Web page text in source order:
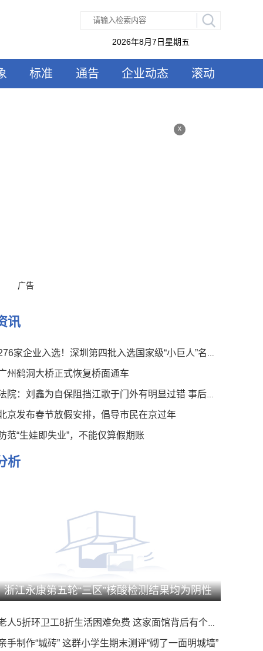
2026年8月7日星期五
标准 通告 企业动态 滚动
x
广告
讯
家企业入选！深圳第四批入选国家级“小巨人”名单公布
州鹤洞大桥正式恢复桥面通车
院：刘鑫为自保阻挡江歌于门外有明显过错 事后言论有违伦常
京发布春节放假安排，倡导市民在京过年
范“生娃即失业”，不能仅算假期账
析
浙江永康第五轮“三区”核酸检测结果均为阴性
人5折环卫工8折生活困难免费 这家面馆背后有个暖心事
手制作“城砖” 这群小学生期末测评“砌了一面明城墙”